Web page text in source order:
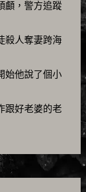
顱，警方追蹤
殺人奪妻跨海
始他說了個小
跟好老婆的老